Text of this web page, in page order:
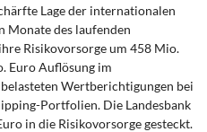
Lage der internationalen
Monate des laufenden
Risikovorsorge um 458 Mio.
Euro Auflösung im
Wertberichtigungen bei
Portfolien. Die Landesbank
in die Risikovorsorge gesteckt.